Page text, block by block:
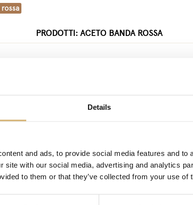
Details
and ads, to provide social media features and to
site with our social media, advertising and analytics
to them or that they’ve collected from your use of
PRODOTTI: ACETO BANDA ROSSA